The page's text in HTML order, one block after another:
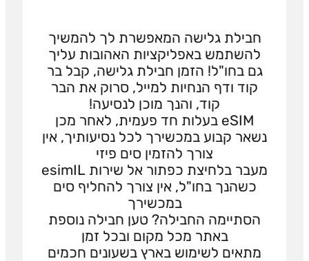
חבילת גלישה המאפשרת לך להמשיך
להשתמש באפליקציות האהובות עליך
גם בחו"ל! הזמן חבילת גלישה, קבל בר
קוד ודף הנחיות למייל, סרוק את הבר
קוד, והנך מוכן לנסיעה!
eSIM בעלות חד פעמית, לאחר מכן
נשאר קבוע במכשירך לכל נסיעותיך, אין
צורך להזמין סים פיזי
מעבר בלחיצת כפתור אל שירות esimIL
כשהנך בחו"ל, אין צורך להחליף סים
במכשירך
הסתיימה החבילה? טען חבילה נוספת
באתר מכל מקום ובכל זמן
מתאים לשימוש בארץ בשעונים חכמים